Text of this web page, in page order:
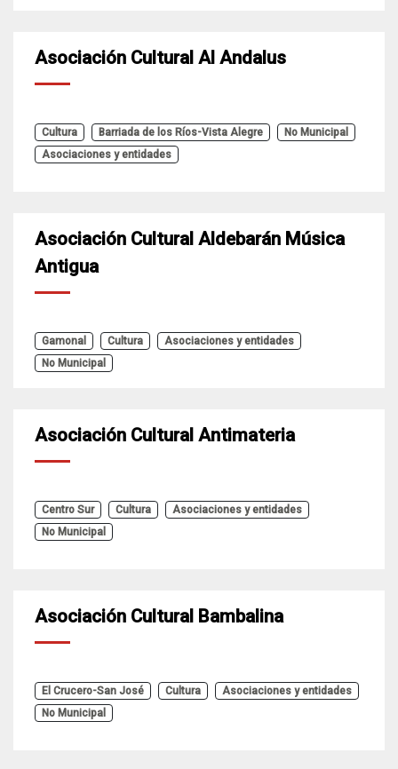
Asociación Cultural Al Andalus
Cultura Barriada de los Ríos-Vista Alegre
No Municipal
Asociaciones y entidades
Asociación Cultural Aldebarán Música
Antigua
Gamonal Cultura
Asociaciones y entidades
No Municipal
Asociación Cultural Antimateria
Centro Sur Cultura
Asociaciones y entidades
No Municipal
Asociación Cultural Bambalina
El Crucero-San José Cultura
Asociaciones y entidades
No Municipal